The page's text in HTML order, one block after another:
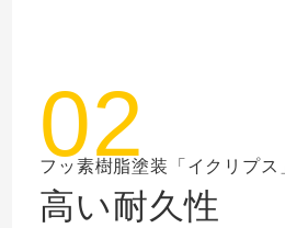
02
フッ素樹脂塗装「イクリプス
高い耐久性